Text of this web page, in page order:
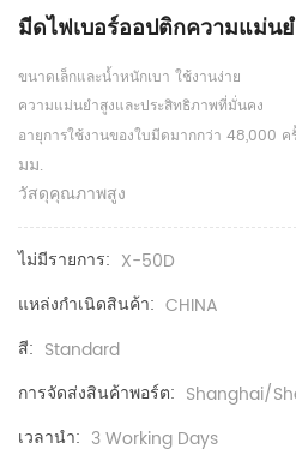
มีดไฟเบอร์ออปติกความแม่น
ขนาดเล็กและน้ำหนักเบา ใช้งานง่าย
ความแม่นยำสูงและประสิทธิภาพที่มั่นคง
อายุการใช้งานของใบมีดมากกว่า 48,000 ค
มม.
วัสดุคุณภาพสูง
ไม่มีรายการ: X-50D
แหล่งกำเนิดสินค้า: CHINA
สี: Standard
การจัดส่งสินค้าพอร์ต: Shanghai/
เวลานำ: 3 Working Days